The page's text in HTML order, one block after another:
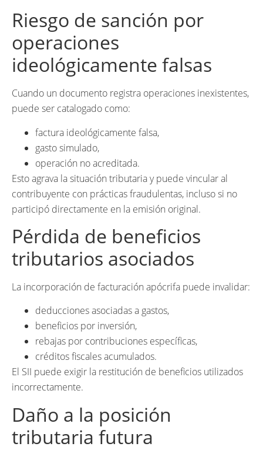
Riesgo de sanción por
operaciones
ideológicamente falsas
Cuando un documento registra operaciones inexistentes,
puede ser catalogado como:
factura ideológicamente falsa,
gasto simulado,
operación no acreditada.
Esto agrava la situación tributaria y puede vincular al
contribuyente con prácticas fraudulentas, incluso si no
participó directamente en la emisión original.
Pérdida de beneficios
tributarios asociados
La incorporación de facturación apócrifa puede invalidar:
deducciones asociadas a gastos,
beneficios por inversión,
rebajas por contribuciones específicas,
créditos fiscales acumulados.
El SII puede exigir la restitución de beneficios utilizados
incorrectamente.
Daño a la posición
tributaria futura